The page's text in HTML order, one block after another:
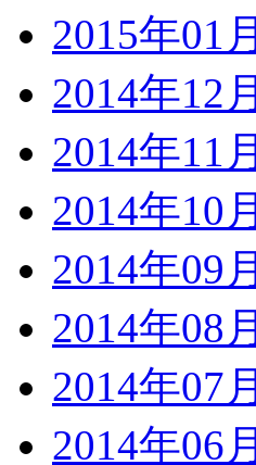
2015年01月
2014年12月
2014年11月
2014年10月
2014年09月
2014年08月
2014年07月
2014年06月